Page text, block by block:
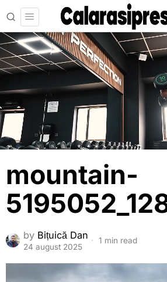
mountain-
by Bițuică Dan
24 august 2025
1 min read